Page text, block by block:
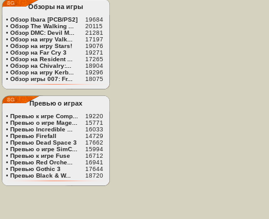
Обзоры на игры
• Обзор Ibara [PCB/PS2]
19684
• Обзор The Walking ...
20115
• Обзор DMC: Devil M...
21281
• Обзор на игру Valk...
17197
• Обзор на игру Stars!
19076
• Обзор на Far Cry 3
19271
• Обзор на Resident ...
17265
• Обзор на Chivalry:...
18904
• Обзор на игру Kerb...
19296
• Обзор игры 007: Fr... 18075
Превью о играх
• Превью к игре Comp...
19220
• Превью о игре Mage...
15771
• Превью Incredible ...
16033
• Превью Firefall
14729
• Превью Dead Space 3
17662
• Превью о игре SimC...
15994
• Превью к игре Fuse
16712
• Превью Red Orche...
16941
• Превью Gothic 3
17644
• Превью Black & W... 18720